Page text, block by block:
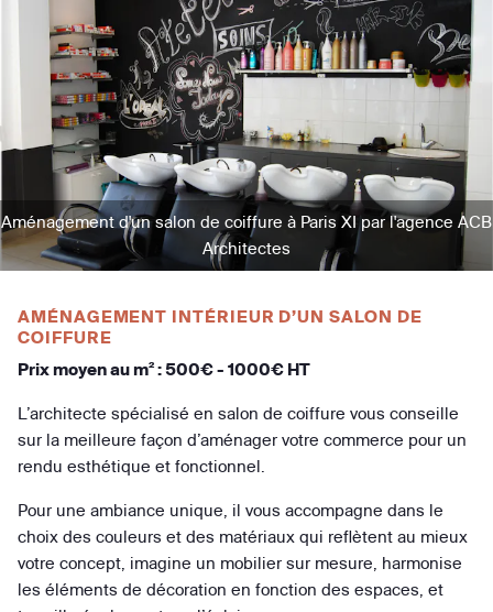
AMÉNAGEMENT INTÉRIEUR D’UN SALON DE
COIFFURE
Prix moyen au m² : 500€ - 1000€ HT
L’architecte spécialisé en salon de coiffure vous conseille
sur la meilleure façon d’aménager votre commerce pour un
rendu esthétique et fonctionnel.
Pour une ambiance unique, il vous accompagne dans le
choix des couleurs et des matériaux qui reflètent au mieux
votre concept, imagine un mobilier sur mesure, harmonise
les éléments de décoration en fonction des espaces, et
Aménagement d'un salon de coiffure à Paris XI par l'agence ACB
Architectes